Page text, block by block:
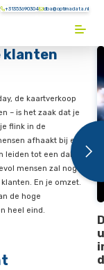
advies? +31353690304
je
Black Friday, de
– is het
niet, kun je flink in
van de mensen
kan leiden
een handjevol
potentiële klanten.
zijn om aan de hoge
kom je een heel